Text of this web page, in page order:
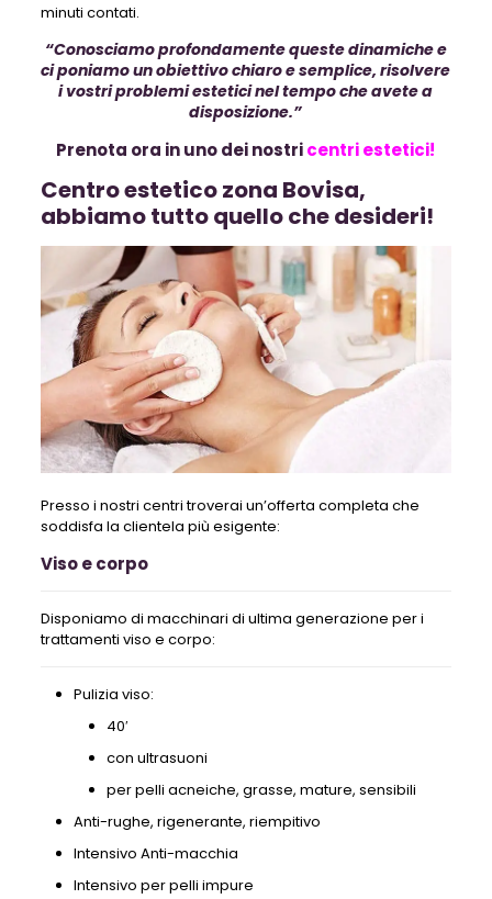
minuti contati.
“Conosciamo profondamente queste dinamiche e
ci poniamo un obiettivo chiaro e semplice, risolvere
i vostri problemi estetici nel tempo che avete a
disposizione.”
Prenota ora in uno dei nostricentri estetici!
Centro estetico zona Bovisa,
abbiamo tutto quello che desideri!
Presso i nostri centri troverai un’offerta completa che
soddisfa la clientela più esigente:
Viso e corpo
Disponiamo di macchinari di ultima generazione per i
trattamenti viso e corpo:
Pulizia viso:
40′
con ultrasuoni
per pelli acneiche, grasse, mature, sensibili
Anti-rughe, rigenerante, riempitivo
Intensivo Anti-macchia
Intensivo per pelli impure